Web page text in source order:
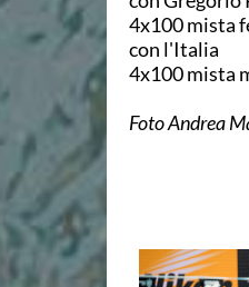
4x100 mista
con l'Italia
4x100 mista
Foto Andrea